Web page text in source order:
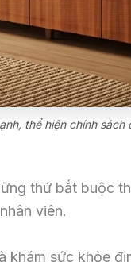
thể hiện chính sách
thứ bắt buộc
viên.
sức khỏe